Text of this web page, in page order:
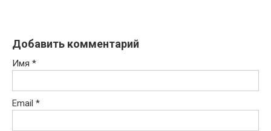
Добавить комментарий
Имя *
Email *